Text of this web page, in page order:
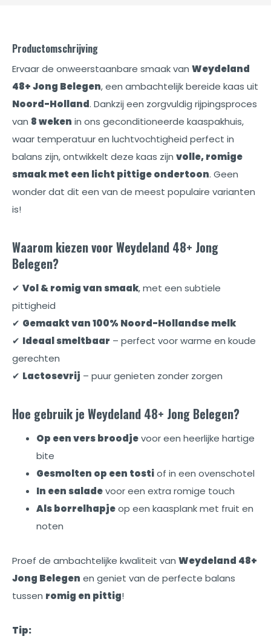
Productomschrijving
Ervaar de onweerstaanbare smaak van Weydeland
48+ Jong Belegen, een ambachtelijk bereide kaas uit
Noord-Holland. Dankzij een zorgvuldig rijpingsproces
van 8 weken in ons geconditioneerde kaaspakhuis,
waar temperatuur en luchtvochtigheid perfect in
balans zijn, ontwikkelt deze kaas zijn volle, romige
smaak met een licht pittige ondertoon. Geen
wonder dat dit een van de meest populaire varianten
is!
Waarom kiezen voor Weydeland 48+ Jong
Belegen?
✔ Vol & romig van smaak, met een subtiele
pittigheid
✔ Gemaakt van 100% Noord-Hollandse melk
✔ Ideaal smeltbaar – perfect voor warme en koude
gerechten
✔ Lactosevrij – puur genieten zonder zorgen
Hoe gebruik je Weydeland 48+ Jong Belegen?
Op een vers broodjevoor een heerlijke hartige
bite
Gesmolten op een tostiof in een ovenschotel
In een saladevoor een extra romige touch
Als borrelhapjeop een kaasplank met fruit en
noten
Proef de ambachtelijke kwaliteit van Weydeland 48+
Jong Belegen en geniet van de perfecte balans
tussen romig en pittig!
Tip: